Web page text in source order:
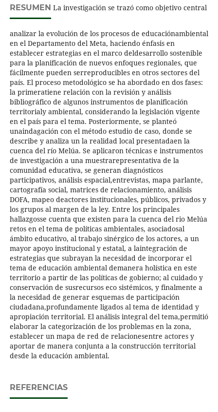
RESUMEN La investigación se trazó como objetivo central
analizar la evolución de los procesos de educaciónambiental
en el Departamento del Meta, haciendo énfasis en
establecer estrategias en el marco deldesarrollo sostenible
para la planificación de nuevos enfoques regionales, que
fácilmente pueden serreproducibles en otros sectores del
país. El proceso metodológico se ha abordado en dos fases:
la primeratiene relación con la revisión y análisis
bibliográfico de algunos instrumentos de planificación
territorialy ambiental, considerando la legislación vigente
en el país para el tema. Posteriormente, se planteó
unaindagación con el método estudio de caso, donde se
describe y analiza un la realidad local presentadaen la
cuenca del río Melúa. Se aplicaron técnicas e instrumentos
de investigación a una muestrarepresentativa de la
comunidad educativa, se generan diagnósticos
participativos, análisis espacial,entrevistas, mapa parlante,
cartografía social, matrices de relacionamiento, análisis
DOFA, mapeo deactores institucionales, públicos, privados y
los grupos al margen de la ley. Entre los principales
hallazgosse cuenta que existen para la cuenca del rio Melúa
retos en el tema de políticas ambientales, asociadosal
ámbito educativo, al trabajo sinérgico de los actores, a un
mayor apoyo institucional y estatal, a laintegración de
estrategias que subrayan la necesidad de incorporar el
tema de educación ambiental demanera holística en este
territorio a partir de las políticas de gobierno; al cuidado y
conservación de susrecursos eco sistémicos, y finalmente a
la necesidad de generar esquemas de participación
ciudadana,profundamente ligados al tema de identidad y
apropiación territorial. El análisis integral del tema,permitió
elaborar la categorización de los problemas en la zona,
establecer un mapa de red de relacionesentre actores y
aportar de manera conjunta a la construcción territorial
desde la educación ambiental.
REFERENCIAS